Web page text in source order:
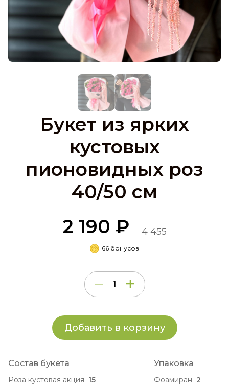
Букет из ярких
кустовых
пионовидных роз
40/50 см
2 190 ₽
4 455
66 бонусов
Добавить в корзину
Состав букета
Роза кустовая акция 15
Упаковка
Фоамиран 2